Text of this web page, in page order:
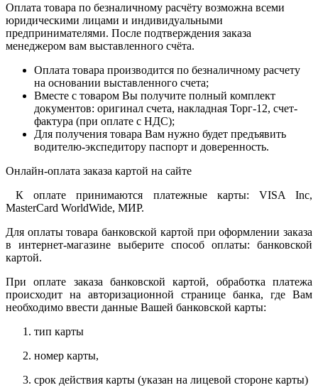
Оплата товара по безналичному расчёту возможна всеми
юридическими лицами и индивидуальными
предпринимателями. После подтверждения заказа
менеджером вам выставленного счёта.
Оплата товара производится по безналичному расчету
на основании выставленного счета;
Вместе с товаром Вы получите полный комплект
документов: оригинал счета, накладная Торг-12, счет-
фактура (при оплате с НДС);
Для получения товара Вам нужно будет предъявить
водителю-экспедитору паспорт и доверенность.
Онлайн-оплата заказа картой на сайте
К оплате принимаются платежные карты: VISA Inc,
MasterCard WorldWide, МИР.
Для оплаты товара банковской картой при оформлении заказа
в интернет-магазине выберите способ оплаты: банковской
картой.
При оплате заказа банковской картой, обработка платежа
происходит на авторизационной странице банка, где Вам
необходимо ввести данные Вашей банковской карты:
тип карты
номер карты,
срок действия карты (указан на лицевой стороне карты)